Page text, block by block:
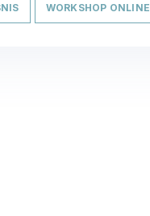
WORKSHOP ONLINE